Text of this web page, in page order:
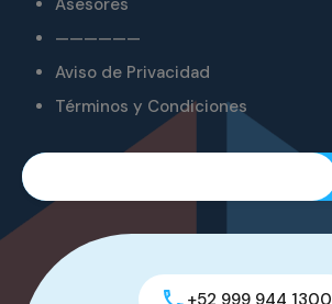
Asesores
——————
Aviso de Privacidad
Términos y Condiciones
+52 999 944 1300